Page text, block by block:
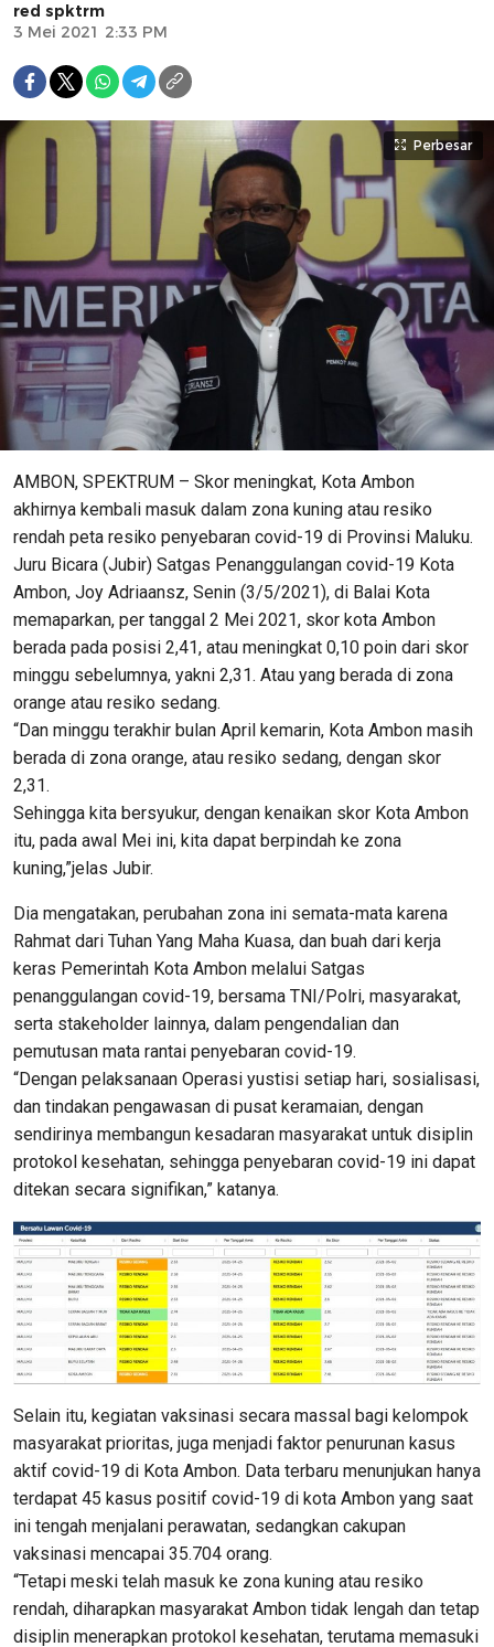
red spktrm
3 Mei 2021 2:33 PM
Perbesar
AMBON, SPEKTRUM – Skor meningkat, Kota Ambon
akhirnya kembali masuk dalam zona kuning atau resiko
rendah peta resiko penyebaran covid-19 di Provinsi Maluku.
Juru Bicara (Jubir) Satgas Penanggulangan covid-19 Kota
Ambon, Joy Adriaansz, Senin (3/5/2021), di Balai Kota
memaparkan, per tanggal 2 Mei 2021, skor kota Ambon
berada pada posisi 2,41, atau meningkat 0,10 poin dari skor
minggu sebelumnya, yakni 2,31. Atau yang berada di zona
orange atau resiko sedang.
“Dan minggu terakhir bulan April kemarin, Kota Ambon masih
berada di zona orange, atau resiko sedang, dengan skor
2,31.
Sehingga kita bersyukur, dengan kenaikan skor Kota Ambon
itu, pada awal Mei ini, kita dapat berpindah ke zona
kuning,”jelas Jubir.
Dia mengatakan, perubahan zona ini semata-mata karena
Rahmat dari Tuhan Yang Maha Kuasa, dan buah dari kerja
keras Pemerintah Kota Ambon melalui Satgas
penanggulangan covid-19, bersama TNI/Polri, masyarakat,
serta stakeholder lainnya, dalam pengendalian dan
pemutusan mata rantai penyebaran covid-19.
“Dengan pelaksanaan Operasi yustisi setiap hari, sosialisasi,
dan tindakan pengawasan di pusat keramaian, dengan
sendirinya membangun kesadaran masyarakat untuk disiplin
protokol kesehatan, sehingga penyebaran covid-19 ini dapat
ditekan secara signifikan,” katanya.
Selain itu, kegiatan vaksinasi secara massal bagi kelompok
masyarakat prioritas, juga menjadi faktor penurunan kasus
aktif covid-19 di Kota Ambon. Data terbaru menunjukan hanya
terdapat 45 kasus positif covid-19 di kota Ambon yang saat
ini tengah menjalani perawatan, sedangkan cakupan
vaksinasi mencapai 35.704 orang.
“Tetapi meski telah masuk ke zona kuning atau resiko
rendah, diharapkan masyarakat Ambon tidak lengah dan tetap
disiplin menerapkan protokol kesehatan, terutama memasuki